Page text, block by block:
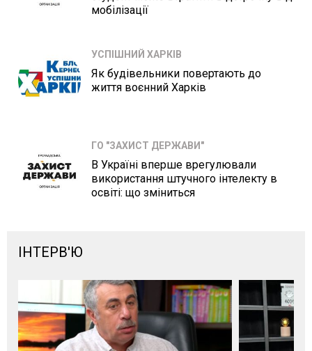
мобілізації
УСПІШНИЙ ХАРКІВ
Як будівельники повертають до
життя воєнний Харків
ГО "ЗАХИСТ ДЕРЖАВИ"
В Україні вперше врегулювали
використання штучного інтелекту в
освіті: що зміниться
ІНТЕРВ'Ю